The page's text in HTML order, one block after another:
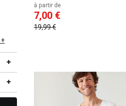
à partir de
7,00 €
19,99 €